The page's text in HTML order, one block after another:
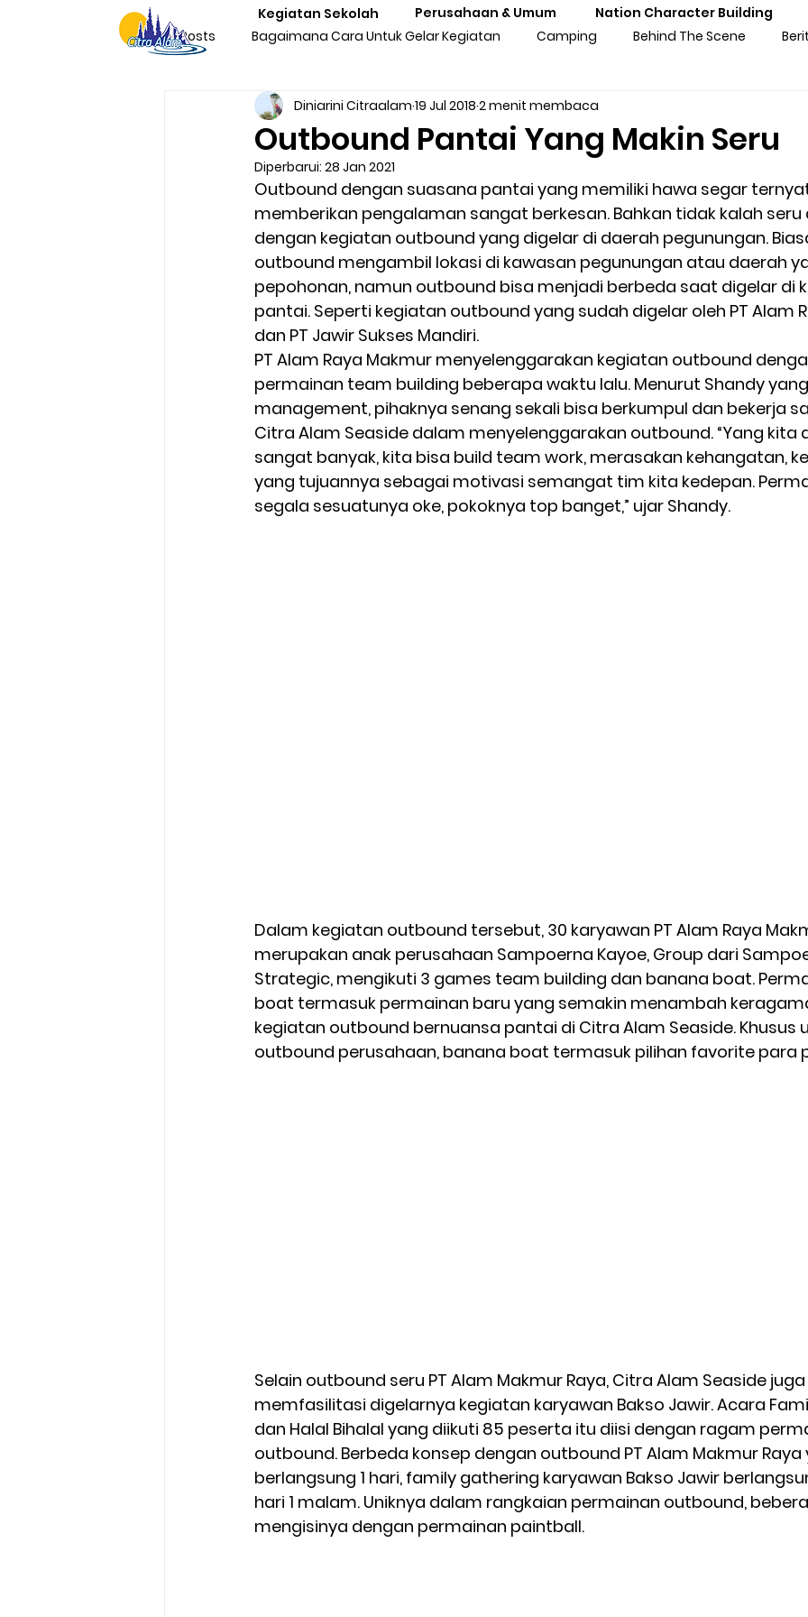
Kegiatan Sekolah Perusahaan & Umum
Nation Character Building
All Posts
Bagaimana Cara Untuk Gelar Kegiatan Camping Behind The Scene
Character Building Team Building Gathering Outbound
Produktivitas Program Kegiatan Sekolah Training Kebangsaan Tren Komunitas
Liburan & Refreshing Kegiatan Untuk Perusahaan & Umu Pengalaman & Testimoni
Sosialisasi Nasionalisme Indonesia Seni & Budaya
Outbound Pantai Yang Makin Seru
Diniarini Citraalam 19 Jul 2018 2 menit membaca
Diperbarui: 28 Jan 2021
Outbound dengan suasana pantai yang memiliki hawa segar
memberikan pengalaman sangat berkesan. Bahkan tidak kalah
dengan kegiatan outbound yang digelar di daerah pegunungan.
outbound mengambil lokasi di kawasan pegunungan atau daerah
pepohonan, namun outbound bisa menjadi berbeda saat digelar di
pantai. Seperti kegiatan outbound yang sudah digelar oleh PT Alam
dan PT Jawir Sukses Mandiri.
PT Alam Raya Makmur menyelenggarakan kegiatan outbound
permainan team building beberapa waktu lalu. Menurut Shandy
management, pihaknya senang sekali bisa berkumpul dan bekerja
Citra Alam Seaside dalam menyelenggarakan outbound. “Yang
sangat banyak, kita bisa build team work, merasakan kehangatan,
yang tujuannya sebagai motivasi semangat tim kita kedepan.
segala sesuatunya oke, pokoknya top banget,” ujar Shandy.
Dalam kegiatan outbound tersebut, 30 karyawan PT Alam Raya
merupakan anak perusahaan Sampoerna Kayoe, Group dari
Strategic, mengikuti 3 games team building dan banana boat.
boat termasuk permainan baru yang semakin menambah
kegiatan outbound bernuansa pantai di Citra Alam Seaside. Khusus
outbound perusahaan, banana boat termasuk pilihan favorite para
Selain outbound seru PT Alam Makmur Raya, Citra Alam Seaside juga
memfasilitasi digelarnya kegiatan karyawan Bakso Jawir. Acara
dan Halal Bihalal yang diikuti 85 peserta itu diisi dengan ragam
outbound. Berbeda konsep dengan outbound PT Alam Makmur
berlangsung 1 hari, family gathering karyawan Bakso Jawir
hari 1 malam. Uniknya dalam rangkaian permainan outbound,
mengisinya dengan permainan paintball.